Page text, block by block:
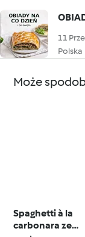
11
Polska
Może
Spaghetti à la
carbonara ze